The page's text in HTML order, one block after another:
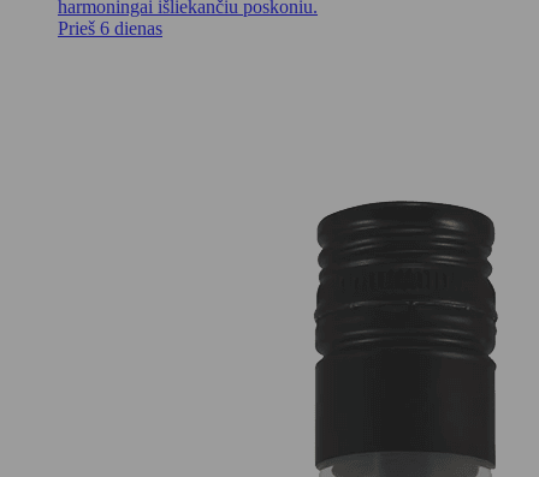
harmoningai išliekančiu poskoniu.
Prieš 6 dienas